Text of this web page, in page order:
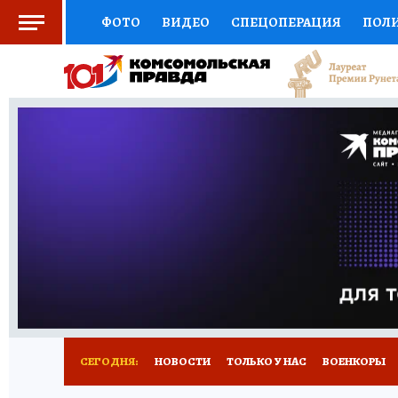
ФОТО ВИДЕО СПЕЦОПЕРАЦИЯ
СОЦПОДДЕРЖКА НАУКА СПОРТ
ВЫБОР ЭКСПЕРТОВ ДОКТОР
ПРОГНОЗЫ НА СПОРТ
НОВОЕ
СЕГОДНЯ: НОВОСТИ ТОЛЬКО У НАС ВОЕНКОРЫ